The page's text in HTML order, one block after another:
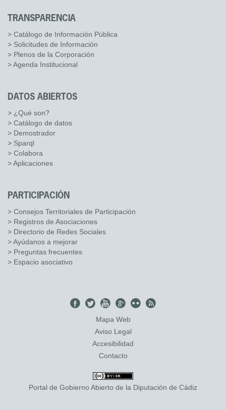
TRANSPARENCIA
> Catálogo de Información Pública
> Solicitudes de Información
> Plenos de la Corporación
> Agenda Institucional
DATOS ABIERTOS
> ¿Qué son?
> Catálogo de datos
> Demostrador
> Sparql
> Colabora
> Aplicaciones
PARTICIPACIÓN
> Consejos Territoriales de Participación
> Registros de Asociaciones
> Directorio de Redes Sociales
> Ayúdanos a mejorar
> Preguntas frecuentes
> Espacio asociativo
Mapa Web
Aviso Legal
Accesibilidad
Contacto
Portal de Gobierno Abierto de la Diputación de Cádiz